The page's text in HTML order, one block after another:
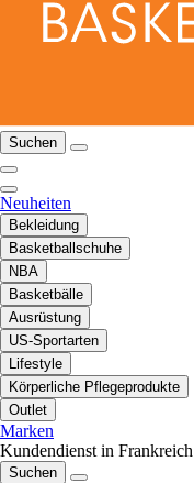
Suchen
Neuheiten
Bekleidung
Basketballschuhe
NBA
Basketbälle
Ausrüstung
US-Sportarten
Lifestyle
Körperliche Pflegeprodukte
Outlet
Marken
Kundendienst in Frankreich
Suchen